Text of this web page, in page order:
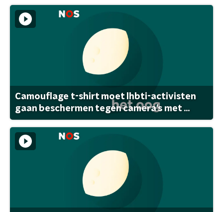
Camouflage t-shirt moet lhbti-activisten
gaan beschermen tegen camera's met ...